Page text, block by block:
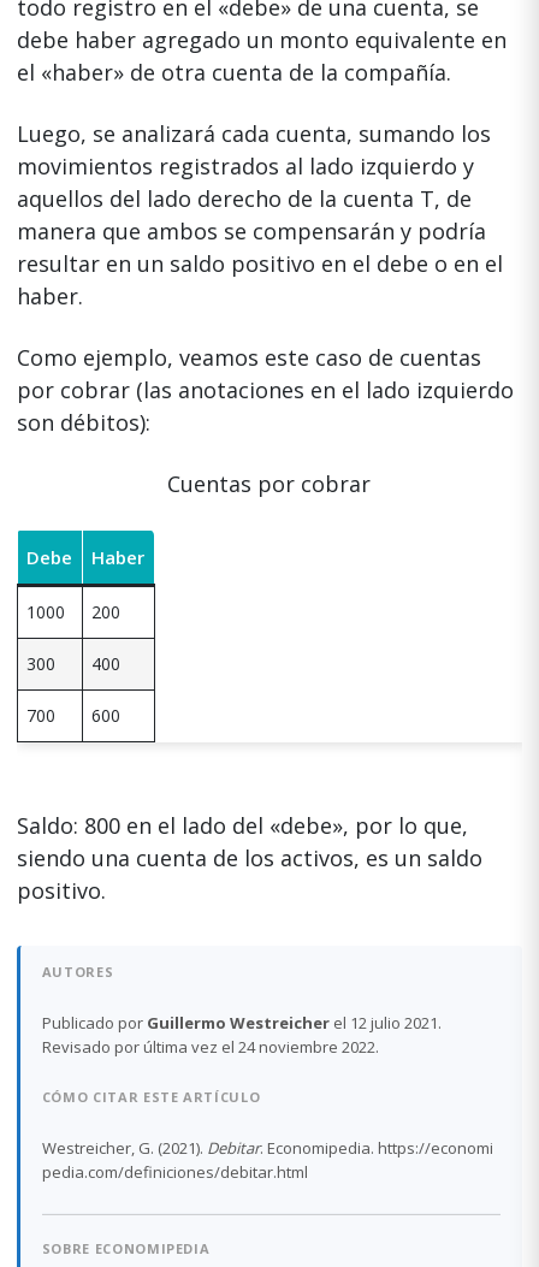
todo registro en el «debe» de una cuenta, se
debe haber agregado un monto equivalente en
el «haber» de otra cuenta de la compañía.
Luego, se analizará cada cuenta, sumando los
movimientos registrados al lado izquierdo y
aquellos del lado derecho de la cuenta T, de
manera que ambos se compensarán y podría
resultar en un saldo positivo en el debe o en el
haber.
Como ejemplo, veamos este caso de cuentas
por cobrar (las anotaciones en el lado izquierdo
son débitos):
Cuentas por cobrar
Debe Haber
1000 200
300 400
700 600
Saldo: 800 en el lado del «debe», por lo que,
siendo una cuenta de los activos, es un saldo
positivo.
AUTORES
Publicado por Guillermo Westreicherel 12 julio 2021.
Revisado por última vez el 24 noviembre 2022.
CÓMO CITAR ESTE ARTÍCULO
Westreicher, G. (2021). Debitar. Economipedia. https://economi
pedia.com/definiciones/debitar.html
SOBRE ECONOMIPEDIA